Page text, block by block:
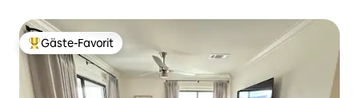
Beliebter Gäste-Favorit.
Gäste-Favorit